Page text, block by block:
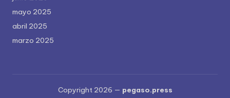
mayo 2025
abril 2025
marzo 2025
Copyright 2026 — pegaso.press